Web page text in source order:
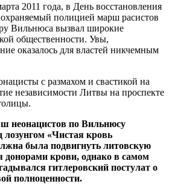
2011 года, в День восстановления
полицией марш расистов
Вильнюса вызвал широкие
общественности. Увы,
оказалось для властей никчемным
с размахом и свастикой на
независимости Литвы на проспекте
неонацистов по Вильнюсу
лозунгом «Чистая кровь
была подвигнуть литовскую
донорами крови, однако в самом
гитлеровский постулат о
полноценности.